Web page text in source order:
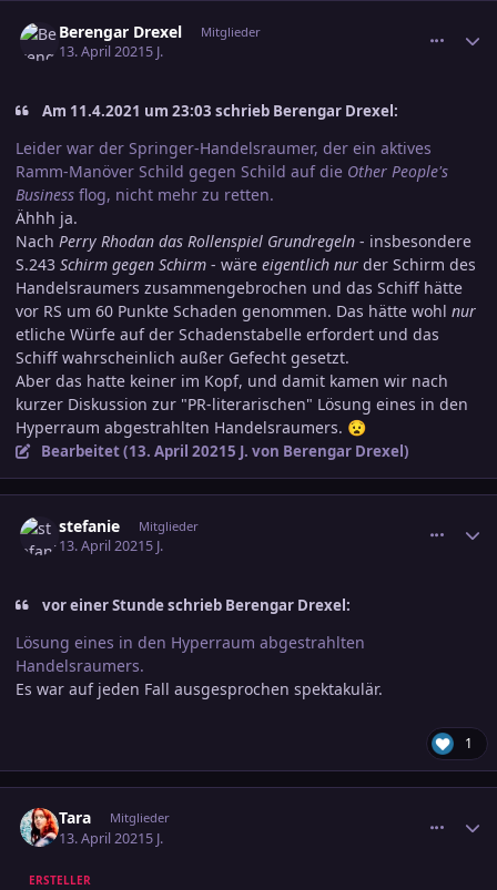
Berengar Drexel Mitglieder
13. April 20215 J.
Am 11.4.2021 um 23:03 schrieb Berengar Drexel:
Leider war der Springer-Handelsraumer, der ein aktives
Ramm-Manöver Schild gegen Schild auf die Other People's
Business flog, nicht mehr zu retten.
Ähhh ja.
Nach Perry Rhodan das Rollenspiel Grundregeln - insbesondere
S.243 Schirm gegen Schirm - wäre eigentlich nur der Schirm des
Handelsraumers zusammengebrochen und das Schiff hätte
vor RS um 60 Punkte Schaden genommen. Das hätte wohl nur
etliche Würfe auf der Schadenstabelle erfordert und das
Schiff wahrscheinlich außer Gefecht gesetzt.
Aber das hatte keiner im Kopf, und damit kamen wir nach
kurzer Diskussion zur "PR-literarischen" Lösung eines in den
Hyperraum abgestrahlten Handelsraumers. 😧
Bearbeitet (13. April 20215 J. von Berengar Drexel)
stefanie Mitglieder
13. April 20215 J.
vor einer Stunde schrieb Berengar Drexel:
Lösung eines in den Hyperraum abgestrahlten
Handelsraumers.
Es war auf jeden Fall ausgesprochen spektakulär.
1
Tara Mitglieder
13. April 20215 J.
ERSTELLER